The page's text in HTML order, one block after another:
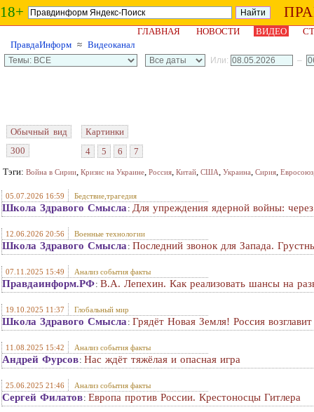
18+
ГЛАВНАЯ НОВОСТИ ВИДЕО
ПравдаИнформ ≈ Видеоканал
Или: –
Обычный вид
300
Картинки
4
5 6
7
Тэги: Война в Сирии, Кризис на Украине, Россия, Китай, США, Украина, Сирия, Евросоюз
05.07.2026 16:59 Бедствие,трагедия
Школа Здравого Смысла : Для упреждения ядерной войны:
12.06.2026 20:56 Военные технологии
Школа Здравого Смысла : Последний звонок для Запада.
07.11.2025 15:49 Анализ события факты
Правдаинформ.РФ: В.А. Лепехин. Как реализовать шансы на
19.10.2025 11:37 Глобальный мир
Школа Здравого Смысла : Грядёт Новая Земля! Россия
11.08.2025 15:42 Анализ события факты
Андрей Фурсов: Нас ждёт тяжёлая и опасная игра
25.06.2025 21:46 Анализ события факты
Сергей Филатов: Европа против России. Крестоносцы Гитлера